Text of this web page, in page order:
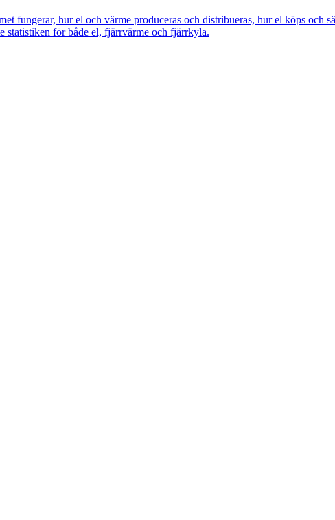
fungerar, hur el och värme produceras och distribueras, hur el köps och
statistiken för både el, fjärrvärme och fjärrkyla.